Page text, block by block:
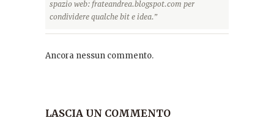
spazio web: frateandrea.blogspot.com per
condividere qualche bit e idea.”
Ancora nessun commento.
LASCIA UN COMMENTO